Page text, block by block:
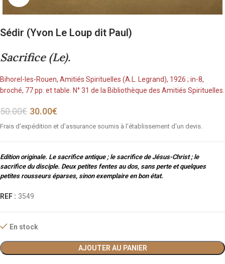
Sédir (Yvon Le Loup dit Paul)
Sacrifice (Le).
Bihorel-les-Rouen, Amitiés Spirituelles (A.L. Legrand), 1926 ; in-8,
broché, 77 pp. et table. N° 31 de la Bibliothèque des Amitiés Spirituelles.
50.00€ 30.00€
Frais d'expédition et d'assurance soumis à l'établissement d'un devis.
Edition originale. Le sacrifice antique ; le sacrifice de Jésus-Christ ; le
sacrifice du disciple. Deux petites fentes au dos, sans perte et quelques
petites rousseurs éparses, sinon exemplaire en bon état.
REF : 3549
En stock
AJOUTER AU PANIER